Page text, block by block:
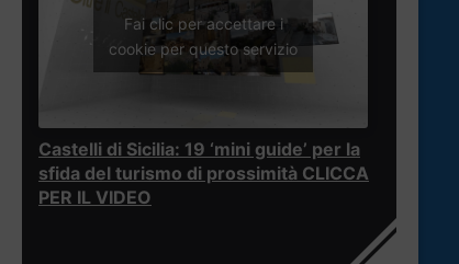
Fai clic per accettare i
cookie per questo servizio
Castelli di Sicilia: 19 ‘mini guide’ per la
sfida del turismo di prossimità CLICCA
PER IL VIDEO